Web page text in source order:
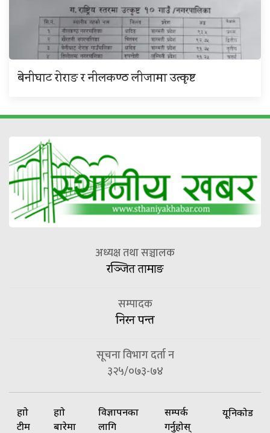
बेनीघाट रोराङ र नीलकण्ठ लीजामा उत्कृष्ट
अध्यक्ष तथा सञ्चालक
रञ्जित तामाङ
सम्पादक
निरन पन्त
सूचना विभाग दर्ता न
३२५/०७३-७४
हाम्रो
टीम
हाम्रो
बारेमा
विज्ञापनका
लागि
सम्पर्क
गर्नुहोस्
यूनिकोड